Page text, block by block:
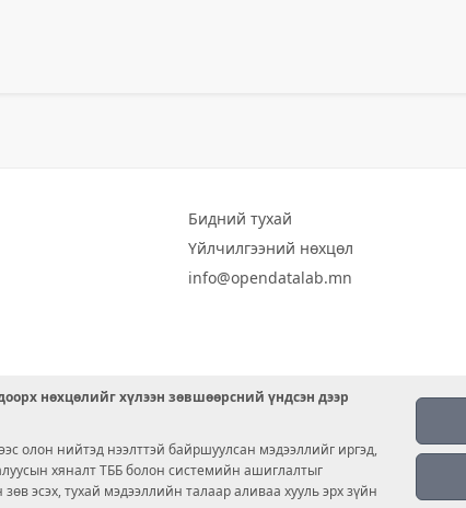
Бидний тухай
Үйлчилгээний нөхцөл
info@opendatalab.mn
нөхцөлийг хүлээн зөвшөөрсний үндсэн дээр
олон нийтэд нээлттэй байршуулсан мэдээллийг иргэд,
хяналт ТББ болон системийн ашиглалтыг
эсэх, тухай мэдээллийн талаар аливаа хууль эрх зүйн